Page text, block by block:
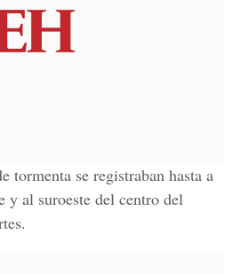
tormenta se registraban hasta a
y al suroeste del centro del